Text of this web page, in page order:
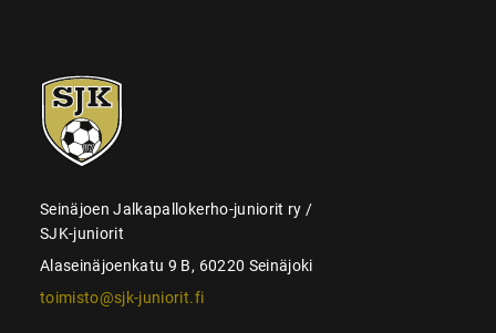
SJK-
juniorit
Seinäjoen Jalkapallokerho-juniorit ry /
SJK-juniorit
Alaseinäjoenkatu 9 B, 60220 Seinäjoki
toimisto@sjk-juniorit.fi